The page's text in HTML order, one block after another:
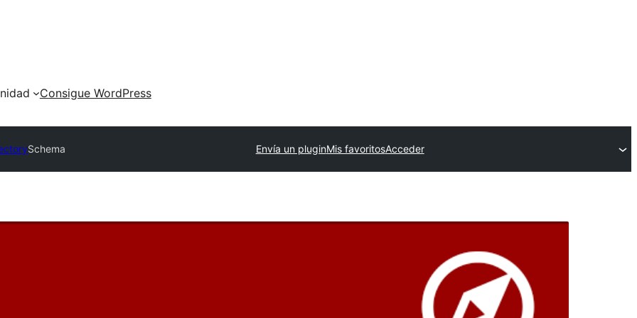
Consigue WordPress
Schema Envía un pluginMis favoritosAcceder